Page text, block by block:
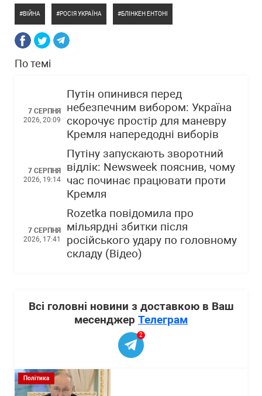
ВІЙНА РОСІЯ УКРАЇНА БЛІНКЕН ЕНТОНІ
По темі
7 СЕРПНЯ
2026, 20:09
Путін опинився перед
небезпечним вибором: Україна
скорочує простір для маневру
Кремля напередодні виборів
7 СЕРПНЯ
2026, 19:14
Путіну запускають зворотний
відлік: Newsweek пояснив, чому
час починає працювати проти
Кремля
7 СЕРПНЯ
2026, 17:41
Rozetka повідомила про
мільярдні збитки після
російського удару по головному
складу (Відео)
Всі головні новини з доставкою в Ваш
месенджер Телеграм
2
Політика